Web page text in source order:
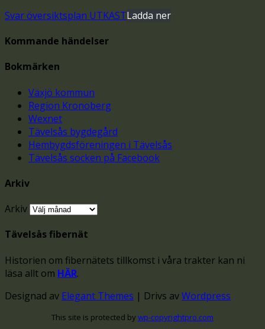
Svar översiktsplan UTKASTLadda ner
Kommande händelser
Bokmärken
Växjö kommun
Region Kronoberg
Wexnet
Tävelsås bygdegård
Hembygdsföreningen i Tävelsås
Tävelsås socken på Facebook
Arkiv
Arkiv
Tävelsås fibernät
Historien om fibernätets tillkomst i våra trakter kan ni
läsa allt om HÄR.
Designad av Elegant Themes | Drivs avWordpress
This site is protected bywp-copyrightpro.com